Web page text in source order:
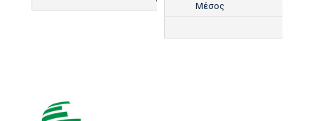
Μέσος